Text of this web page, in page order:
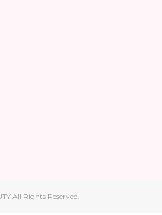
All Rights Reserved.